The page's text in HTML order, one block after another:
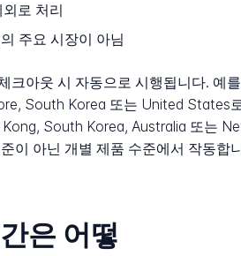
로 처리
주요 시장이 아님
아웃 시 자동으로 시행됩니다. 예
South Korea 또는 United States
South Korea, Australia 또는
이 아닌 개별 제품 수준에서 작동합
은 어떻